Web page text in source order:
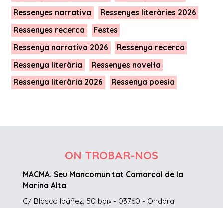
Ressenyes narrativa
Ressenyes literàries 2026
Ressenyes recerca
Festes
Ressenya narrativa 2026
Ressenya recerca
Ressenya literària
Ressenyes novel·la
Ressenya literària 2026
Ressenya poesia
ON TROBAR-NOS
MACMA. Seu Mancomunitat Comarcal de la
Marina Alta
C/ Blasco Ibáñez, 50 baix - 03760 - Ondara